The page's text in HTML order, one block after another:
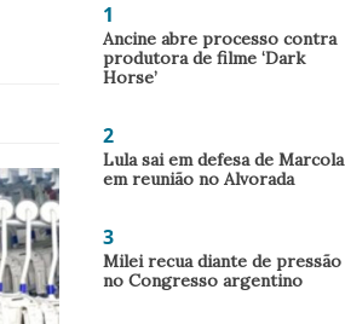
1
Ancine abre processo contra
produtora de filme ‘Dark
Horse’
2
Lula sai em defesa de Marcola
em reunião no Alvorada
3
Milei recua diante de pressão
no Congresso argentino